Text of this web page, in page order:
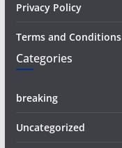
Privacy Policy
Terms and Conditions
Categories
breaking
Uncategorized